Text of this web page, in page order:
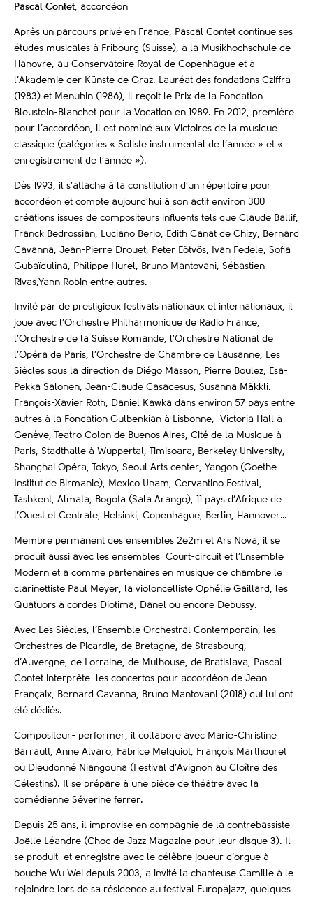
Pascal Contet , accordéon
Après un parcours privé en France, Pascal Contet continue ses
études musicales à Fribourg (Suisse), à la Musikhochschule de
Hanovre, au Conservatoire Royal de Copenhague et à
l’Akademie der Künste de Graz. Lauréat des fondations Cziffra
(1983) et Menuhin (1986), il reçoit le Prix de la Fondation
Bleustein-Blanchet pour la Vocation en 1989. En 2012, première
pour l’accordéon, il est nominé aux Victoires de la musique
classique (catégories « Soliste instrumental de l’année » et «
enregistrement de l’année »).
Dès 1993, il s’attache à la constitution d’un répertoire pour
accordéon et compte aujourd’hui à son actif environ 300
créations issues de compositeurs influents tels que Claude Ballif,
Franck Bedrossian, Luciano Berio, Edith Canat de Chizy, Bernard
Cavanna, Jean-Pierre Drouet, Peter Eötvös, Ivan Fedele, Sofia
Gubaïdulina, Philippe Hurel, Bruno Mantovani, Sébastien
Rivas,Yann Robin entre autres.
Invité par de prestigieux festivals nationaux et internationaux, il
joue avec l’Orchestre Philharmonique de Radio France,
l’Orchestre de la Suisse Romande, l’Orchestre National de
l’Opéra de Paris, l’Orchestre de Chambre de Lausanne, Les
Siècles sous la direction de Diégo Masson, Pierre Boulez, Esa-
Pekka Salonen, Jean-Claude Casadesus, Susanna Mäkkli.
François-Xavier Roth, Daniel Kawka dans environ 57 pays entre
autres à la Fondation Gulbenkian à Lisbonne, Victoria Hall à
Genève, Teatro Colon de Buenos Aires, Cité de la Musique à
Paris, Stadthalle à Wuppertal, Timisoara, Berkeley University,
Shanghai Opéra, Tokyo, Seoul Arts center, Yangon (Goethe
Institut de Birmanie), Mexico Unam, Cervantino Festival,
Tashkent, Almata, Bogota (Sala Arango), 11 pays d’Afrique de
l’Ouest et Centrale, Helsinki, Copenhague, Berlin, Hannover…
Membre permanent des ensembles 2e2m et Ars Nova, il se
produit aussi avec les ensembles Court-circuit et l’Ensemble
Modern et a comme partenaires en musique de chambre le
clarinettiste Paul Meyer, la violoncelliste Ophélie Gaillard, les
Quatuors à cordes Diotima, Danel ou encore Debussy.
Avec Les Siècles, l’Ensemble Orchestral Contemporain, les
Orchestres de Picardie, de Bretagne, de Strasbourg,
d’Auvergne, de Lorraine, de Mulhouse, de Bratislava, Pascal
Contet interprète les concertos pour accordéon de Jean
Françaix, Bernard Cavanna, Bruno Mantovani (2018) qui lui ont
été dédiés.
Compositeur- performer, il collabore avec Marie-Christine
Barrault, Anne Alvaro, Fabrice Melquiot, François Marthouret
ou Dieudonné Niangouna (Festival d’Avignon au Cloître des
Célestins). Il se prépare à une pièce de théâtre avec la
comédienne Séverine ferrer.
Depuis 25 ans, il improvise en compagnie de la contrebassiste
Joëlle Léandre (Choc de Jazz Magazine pour leur disque 3). Il
se produit et enregistre avec le célèbre joueur d’orgue à
bouche Wu Wei depuis 2003, a invité la chanteuse Camille à le
rejoindre lors de sa résidence au festival Europajazz, quelques